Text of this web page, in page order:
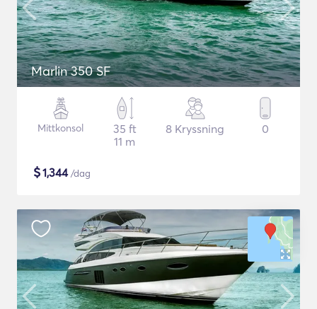
Marlin 350 SF
Mittkonsol
35 ft
11 m
8 Kryssning 0
$1,344/dag